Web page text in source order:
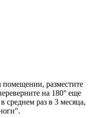
разместите
на 180° еще
среднем раз в 3 месяца,